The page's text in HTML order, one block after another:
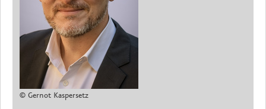
© Gernot Kaspersetz